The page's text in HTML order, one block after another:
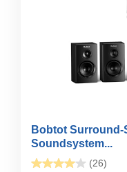
Bobtot Surround-
Soundsystem...
(26)